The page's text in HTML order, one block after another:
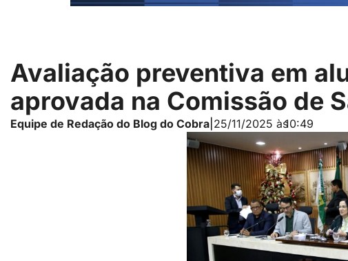
Avaliação preventiva em
aprovada na Comissão de
Equipe de Redação do Blog do Cobra 25/11/2025 às10:49